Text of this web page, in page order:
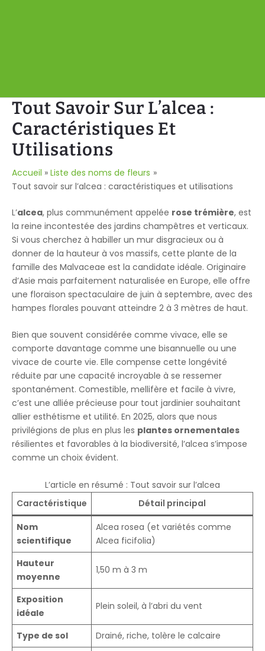
Tout Savoir Sur L’alcea :
Caractéristiques Et
Utilisations
Accueil
Liste des noms de fleurs
Tout savoir sur l’alcea : caractéristiques et utilisations
L’alcea, plus communément appelée rose trémière, est
la reine incontestée des jardins champêtres et verticaux.
Si vous cherchez à habiller un mur disgracieux ou à
donner de la hauteur à vos massifs, cette plante de la
famille des Malvaceae est la candidate idéale. Originaire
d’Asie mais parfaitement naturalisée en Europe, elle offre
une floraison spectaculaire de juin à septembre, avec des
hampes florales pouvant atteindre 2 à 3 mètres de haut.
Bien que souvent considérée comme vivace, elle se
comporte davantage comme une bisannuelle ou une
vivace de courte vie. Elle compense cette longévité
réduite par une capacité incroyable à se ressemer
spontanément. Comestible, mellifère et facile à vivre,
c’est une alliée précieuse pour tout jardinier souhaitant
allier esthétisme et utilité. En 2025, alors que nous
privilégions de plus en plus les plantes ornementales
résilientes et favorables à la biodiversité, l’alcea s’impose
comme un choix évident.
L’article en résumé : Tout savoir sur l’alcea
Caractéristique
Détail principal
Nom
scientifique
Alcea rosea (et variétés comme
Alcea ficifolia)
Hauteur
moyenne
1,50 m à 3 m
Exposition
idéale
Plein soleil, à l’abri du vent
Type de sol Drainé, riche, tolère le calcaire